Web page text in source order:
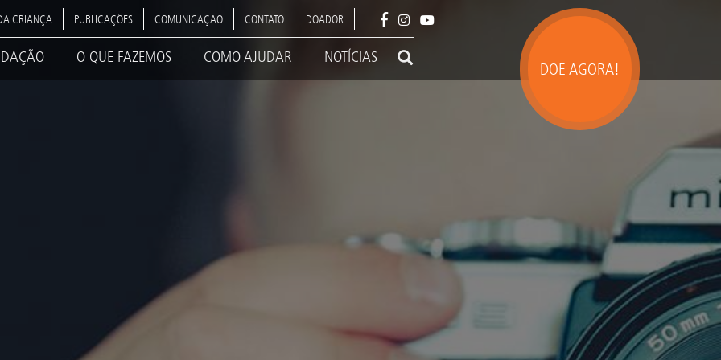
DOE AGORA!
CRIANÇA PUBLICAÇÕES COMUNICAÇÃO CONTATO DOADOR
O QUE FAZEMOS COMO AJUDAR NOTÍCIAS